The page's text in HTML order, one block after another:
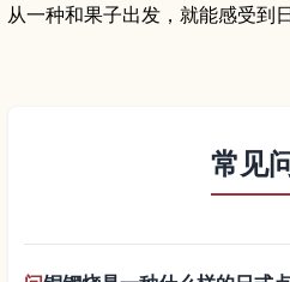
从一种和果子出发，就能感受到
常见